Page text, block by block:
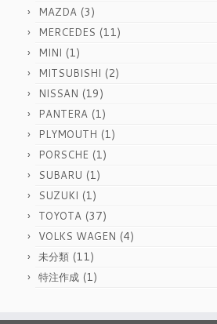
MAZDA (3)
MERCEDES (11)
MINI (1)
MITSUBISHI (2)
NISSAN (19)
PANTERA (1)
PLYMOUTH (1)
PORSCHE (1)
SUBARU (1)
SUZUKI (1)
TOYOTA (37)
VOLKS WAGEN (4)
未分類 (11)
特注作成 (1)